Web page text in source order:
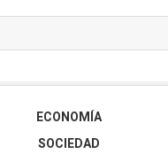
ECONOMÍA
SOCIEDAD